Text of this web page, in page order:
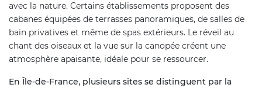
avec la nature. Certains établissements proposent des
cabanes équipées de terrasses panoramiques, de salles de
bain privatives et même de spas extérieurs. Le réveil au
chant des oiseaux et la vue sur la canopée créent une
atmosphère apaisante, idéale pour se ressourcer.
En Île-de-France, plusieurs sites se distinguent par la